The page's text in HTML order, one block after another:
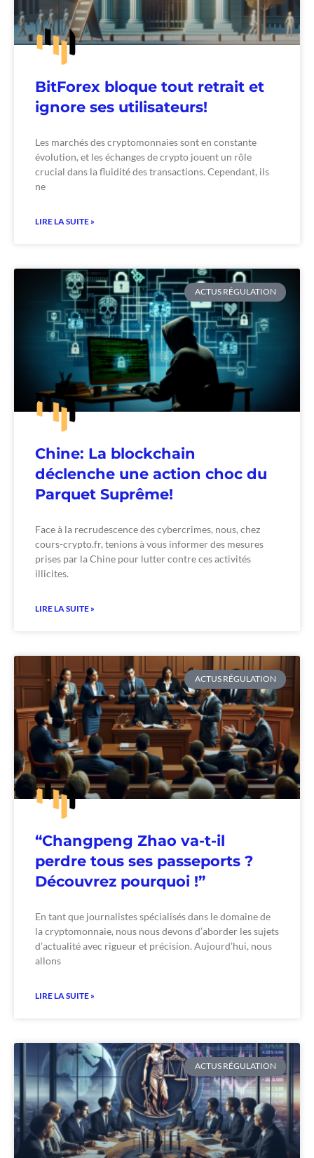
BitForex bloque tout retrait et
ignore ses utilisateurs!
Les marchés des cryptomonnaies sont en constante
évolution, et les échanges de crypto jouent un rôle
crucial dans la fluidité des transactions. Cependant, ils
ne
LIRE LA SUITE »
ACTUS RÉGULATION
Chine: La blockchain
déclenche une action choc du
Parquet Suprême!
Face à la recrudescence des cybercrimes, nous, chez
cours-crypto.fr, tenions à vous informer des mesures
prises par la Chine pour lutter contre ces activités
illicites.
LIRE LA SUITE »
ACTUS RÉGULATION
“Changpeng Zhao va-t-il
perdre tous ses passeports ?
Découvrez pourquoi !”
En tant que journalistes spécialisés dans le domaine de
la cryptomonnaie, nous nous devons d’aborder les sujets
d’actualité avec rigueur et précision. Aujourd’hui, nous
allons
LIRE LA SUITE »
ACTUS RÉGULATION